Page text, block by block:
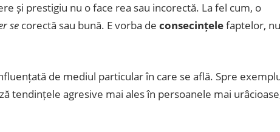
și prestigiu nu o face rea sau incorectă. La fel cum, o
secorectă sau bună. E vorba de consecințelefaptelor, nu
de mediul particular în care se află. Spre
tendințele agresive mai ales în persoanele mai